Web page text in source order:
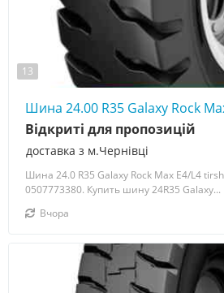
13
Шина 24.00 R35 Galaxy Rock
доставка з м.Чернівці
Відкриті для пропозицій
Шина 24.0 R35 Galaxy Rock Max E4/L4
0507773380. Купить шину 24R35 Galaxy...
Вчора